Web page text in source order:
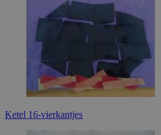
Ketel 16-vierkantjes